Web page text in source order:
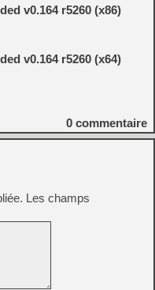
v0.164 r5260 (x86)
v0.164 r5260 (x64)
0 commentaire
Les champs